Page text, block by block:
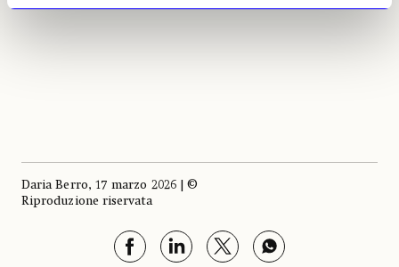
Daria Berro, 17 marzo 2026 | ©
Riproduzione riservata